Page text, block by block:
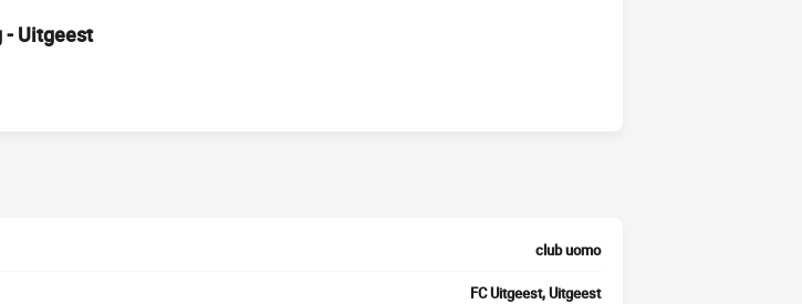
- Uitgeest
club uomo
FC Uitgeest, Uitgeest